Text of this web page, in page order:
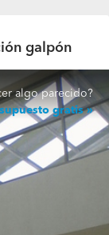
galpón
algo parecido?
gratis